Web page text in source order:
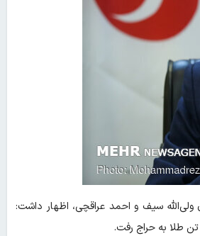
سیف و احمد عراقچی، اظهار داشت:
تن طلا به حراج رفت.